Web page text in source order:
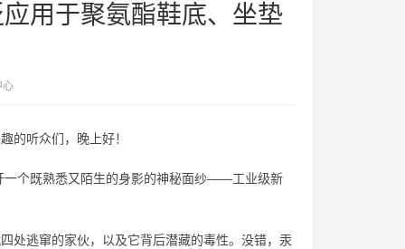
用于聚氨酯鞋底、坐垫
心
的听众们，晚上好！
一个既熟悉又陌生的身影的神秘面纱——工业级新
处逃窜的家伙，以及它背后潜藏的毒性。没错，汞